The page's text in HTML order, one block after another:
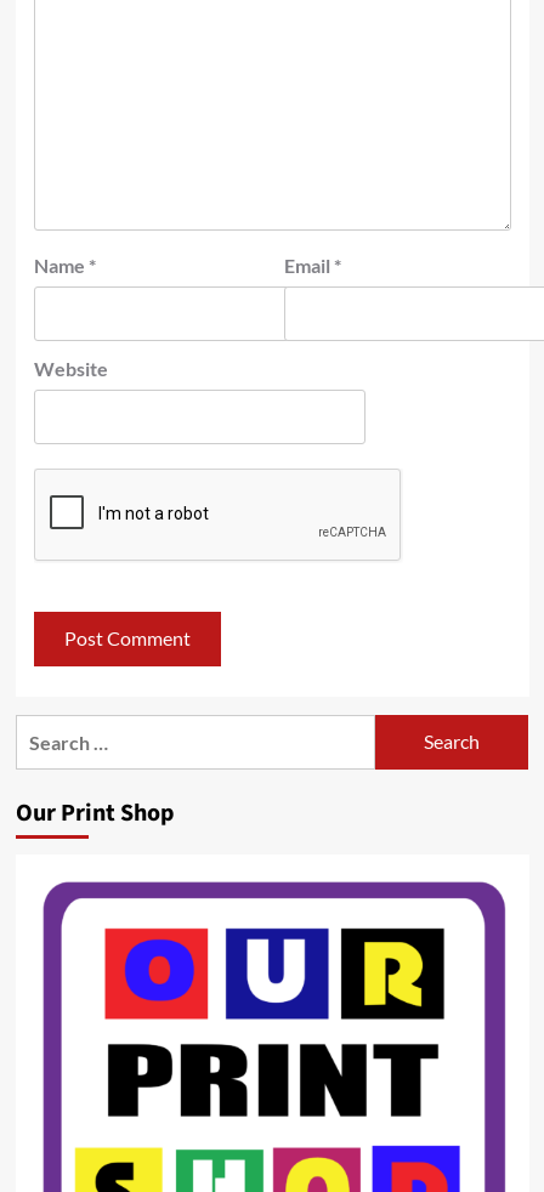
Name * Email *
Website
Our Print Shop